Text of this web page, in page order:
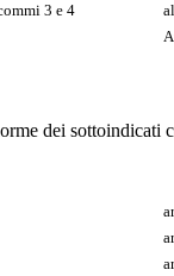
3 e 4
dei